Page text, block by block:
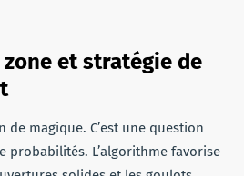
et stratégie de
de magique. C’est une question
probabilités. L’algorithme favorise